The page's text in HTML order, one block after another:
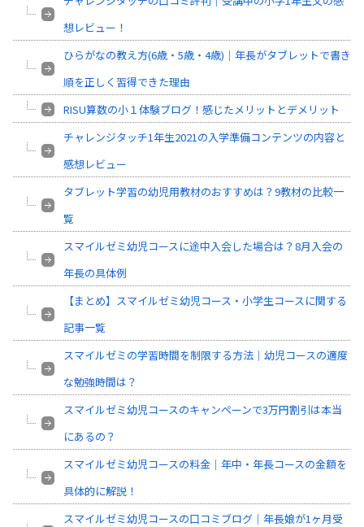
想レビュー！
ひらがなの教え方(6歳・5歳・4歳)｜年長がタブレットで書き
順を正しく習得できた理由
RISU算数の小１体験ブログ！感じたメリットとデメリット
チャレンジタッチ1年生2021の入学準備コンテンツの内容と
感想レビュー
タブレット学習の幼児用教材のおすすめは？9教材の比較一
覧
スマイルゼミ幼児コースに途中入会した場合は？8月入会の
年長の具体例
【まとめ】スマイルゼミ幼児コース・小学生コースに関する
記事一覧
スマイルゼミの学習時間を制限する方法｜幼児コースの適度
な勉強時間は？
スマイルゼミ幼児コースのキャンペーンで3万円割引は本当
にあるの？
スマイルゼミ幼児コースの料金｜年中・年長コースの金額を
具体的に解説！
スマイルゼミ幼児コースの口コミブログ｜年長娘が1ヶ月受